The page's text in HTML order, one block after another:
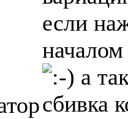
если
началом
а
сбивка